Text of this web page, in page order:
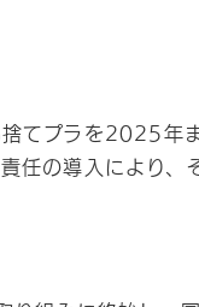
捨てプラを2025
任の導入により